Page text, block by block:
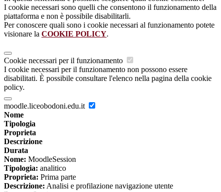
I cookie necessari sono quelli che consentono il funzionamento della
piattaforma e non è possibile disabilitarli.
Per conoscere quali sono i cookie necessari al funzionamento potete
visionare la COOKIE POLICY.
Cookie necessari per il funzionamento
I cookie necessari per il funzionamento non possono essere
disabilitati. È possibile consultare l'elenco nella pagina della cookie
policy.
moodle.liceobodoni.edu.it
Nome
Tipologia
Proprieta
Descrizione
Durata
Nome: MoodleSession
Tipologia: analitico
Proprieta: Prima parte
Descrizione: Analisi e profilazione navigazione utente